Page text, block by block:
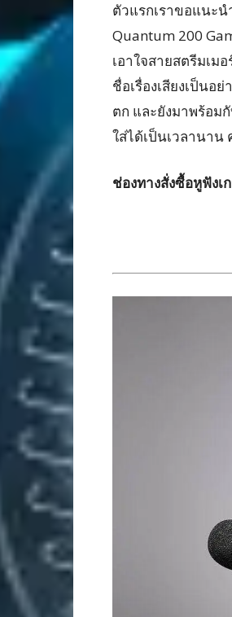
ตัวแรกเราขอแนะ
Quantum 200
เอาใจสายสตรีมเม
ชื่อเรื่องเสียงเป็นอ
ตก และยังมาพร้อม
ใส่ได้เป็นเวลานา
ช่องทางสั่งซื้อหูฟังเ